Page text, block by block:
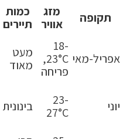
תקופה
מזג
אוויר
כמות
תיירים
אפריל-מאי
18-
23°C,
פריחה
מעט
מאוד
יוני
23-
27°C
בינונית